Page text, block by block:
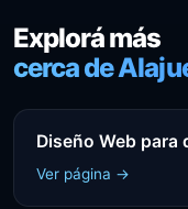
Explorá más
cerca de
Diseño Web para
Ver página →